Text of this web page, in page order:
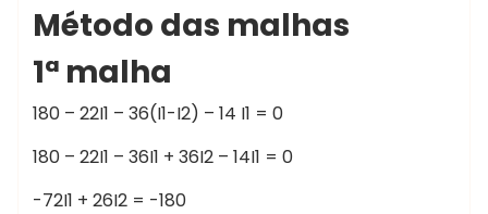
Método das malhas
1ª malha
180 – 22I1 – 36(I1-I2) – 14 I1 = 0
180 – 22I1 – 36I1 + 36I2 – 14I1 = 0
-72I1 + 26I2 = -180